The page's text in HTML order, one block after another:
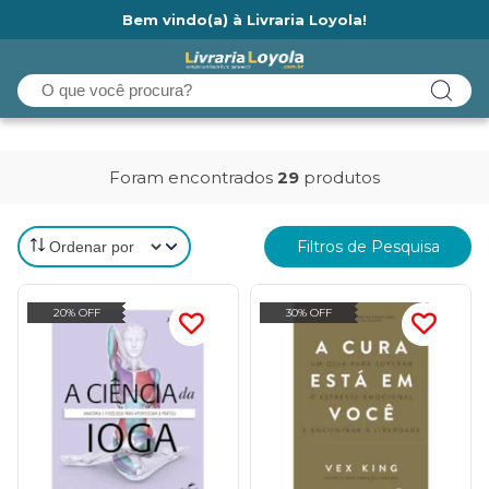
Bem vindo(a) à Livraria Loyola!
Foram encontrados 29 produtos
Filtros de Pesquisa
20% OFF 30% OFF